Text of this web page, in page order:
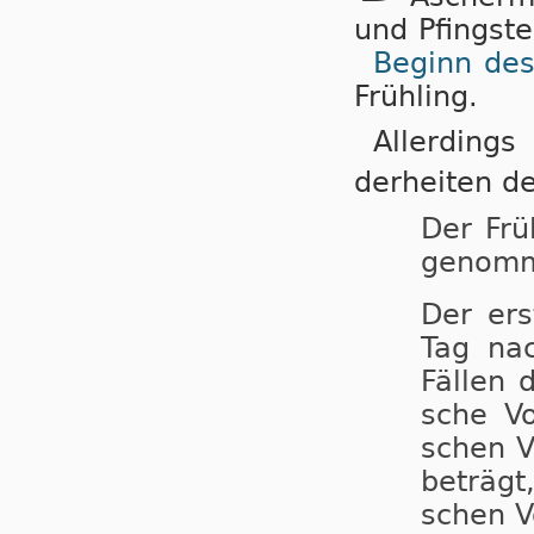
und
Be­ginn
Früh­ling.
der­hei­ten
Der
Der
Tag
Fäl­len
sche
schen
schen